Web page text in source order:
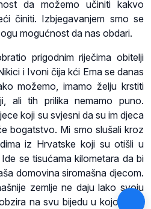
da možemo učiniti kakvo
činiti. Izbjegavanjem smo se
mogućnost da nas obdari.
prigodnim riječima obitelji
i Ivoni čija kći Ema se danas
možemo, imamo želju krstiti
ali tih prilika nemamo puno.
koji su svjesni da su im djeca
bogatstvo. Mi smo slušali kroz
iz Hrvatske koji su otišli u
se tisućama kilometara da bi
domovina siromašna djecom.
zemlje ne daju lako svoju
na svu bijedu u kojoj žive,